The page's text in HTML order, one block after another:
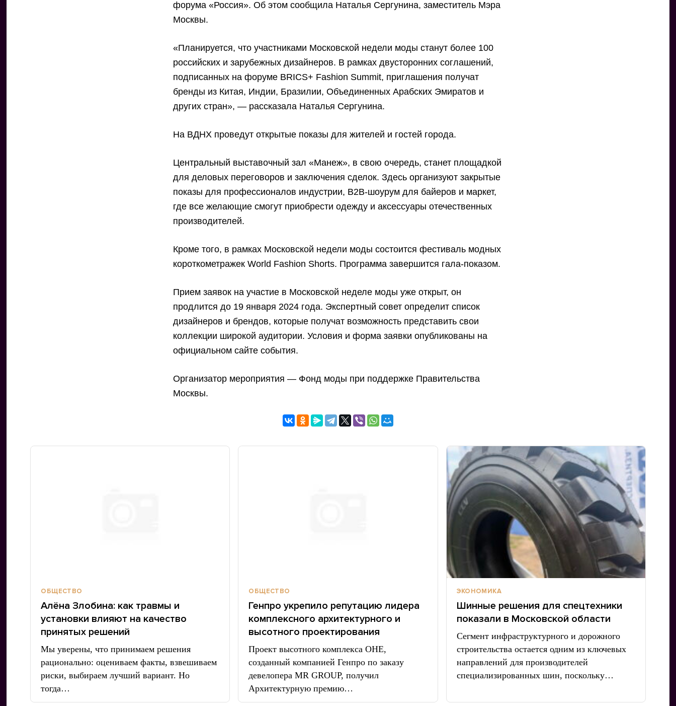
форума «Россия». Об этом сообщила Наталья Сергунина, заместитель Мэра
Москвы.
«Планируется, что участниками Московской недели моды станут более 100
российских и зарубежных дизайнеров. В рамках двусторонних соглашений,
подписанных на форуме BRICS+ Fashion Summit, приглашения получат
бренды из Китая, Индии, Бразилии, Объединенных Арабских Эмиратов и
других стран», — рассказала Наталья Сергунина.
На ВДНХ проведут открытые показы для жителей и гостей города.
Центральный выставочный зал «Манеж», в свою очередь, станет площадкой
для деловых переговоров и заключения сделок. Здесь организуют закрытые
показы для профессионалов индустрии, B2B-шоурум для байеров и маркет,
где все желающие смогут приобрести одежду и аксессуары отечественных
производителей.
Кроме того, в рамках Московской недели моды состоится фестиваль модных
короткометражек World Fashion Shorts. Программа завершится гала-показом.
Прием заявок на участие в Московской неделе моды уже открыт, он
продлится до 19 января 2024 года. Экспертный совет определит список
дизайнеров и брендов, которые получат возможность представить свои
коллекции широкой аудитории. Условия и форма заявки опубликованы на
официальном сайте события.
Организатор мероприятия — Фонд моды при поддержке Правительства
Москвы.
ОБЩЕСТВО
Алёна Злобина: как травмы и
установки влияют на качество
принятых решений
Мы уверены, что принимаем решения
рационально: оцениваем факты, взвешиваем
риски, выбираем лучший вариант. Но
тогда…
ОБЩЕСТВО
Генпро укрепило репутацию лидера
комплексного архитектурного и
высотного проектирования
Проект высотного комплекса ОНЕ,
созданный компанией Генпро по заказу
девелопера MR GROUP, получил
Архитектурную премию…
ЭКОНОМИКА
Шинные решения для спецтехники
показали в Московской области
Сегмент инфраструктурного и дорожного
строительства остается одним из ключевых
направлений для производителей
специализированных шин, поскольку…